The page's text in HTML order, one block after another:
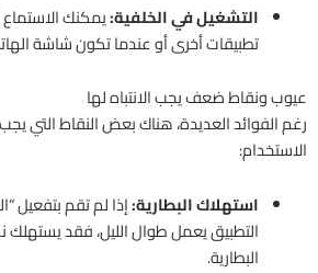
التشغيل في الخلفية:يمكنك الاستماع
تطبيقات أخرى أو عندما تكون شاشة
عيوب ونقاط ضعف يجب الانتباه لها
رغم الفوائد العديدة، هناك بعض النقاط التي
الاستخدام:
استهلاك البطارية:إذا لم تقم بتفعيل
التطبيق يعمل طوال الليل، فقد
البطارية.